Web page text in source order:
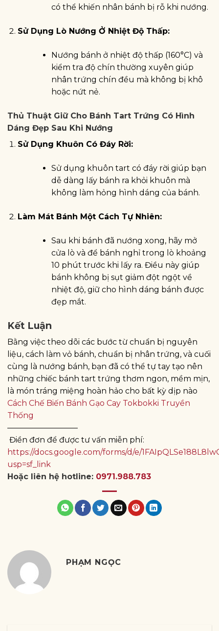
có thể khiến nhân bánh bị rỗ khi nướng.
Sử Dụng Lò Nướng Ở Nhiệt Độ Thấp:
Nướng bánh ở nhiệt độ thấp (160°C) và
kiểm tra độ chín thường xuyên giúp
nhân trứng chín đều mà không bị khô
hoặc nứt nẻ.
Thủ Thuật Giữ Cho Bánh Tart Trứng Có Hình
Dáng Đẹp Sau Khi Nướng
Sử Dụng Khuôn Có Đáy Rời:
Sử dụng khuôn tart có đáy rời giúp bạn
dễ dàng lấy bánh ra khỏi khuôn mà
không làm hỏng hình dáng của bánh.
Làm Mát Bánh Một Cách Tự Nhiên:
Sau khi bánh đã nướng xong, hãy mở
cửa lò và để bánh nghỉ trong lò khoảng
10 phút trước khi lấy ra. Điều này giúp
bánh không bị sụt giảm đột ngột về
nhiệt độ, giữ cho hình dáng bánh được
đẹp mắt.
Kết Luận
Bằng việc theo dõi các bước từ chuẩn bị nguyên
liệu, cách làm vỏ bánh, chuẩn bị nhân trứng, và cuối
cùng là nướng bánh, bạn đã có thể tự tay tạo nên
những chiếc bánh tart trứng thơm ngon, mềm mịn,
là món tráng miệng hoàn hảo cho bất kỳ dịp nào
Cách Chế Biến Bánh Gạo Cay Tokbokki Truyền
Thống
—————————
Điền đơn để được tư vấn miễn phí:
https://docs.google.com/forms/d/e/
usp=sf_link
Hoặc liên hệ hotline: 0971.988.783
PHẠM NGỌC